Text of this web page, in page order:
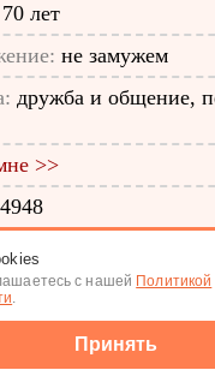
лет
не замужем
дружба и общение,
>>
анкет
с нашей Политикой
.
Принять